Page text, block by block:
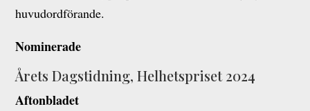
huvudordförande.
Nominerade
Årets Dagstidning, Helhetspriset 2024
Aftonbladet